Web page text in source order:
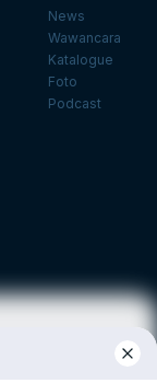
News
Wawancara
Katalogue
Foto
Podcast